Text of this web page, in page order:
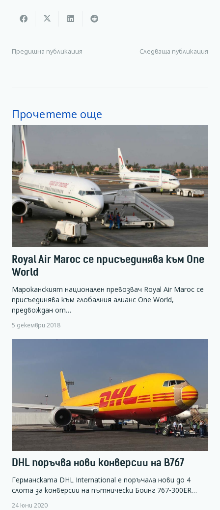
Предишна публикация Следваща публикация
Прочетете още
Royal Air Maroc се присъединява към One
World
Мароканският национален превозвач Royal Air Maroc се
присъединява към глобалния алианс One World,
предвождан от…
5 декември 2018
DHL поръчва нови конверсии на B767
Германската DHL International е поръчала нови до 4
слота за конверсии на пътнически Боинг 767-300ER…
24 юни 2020